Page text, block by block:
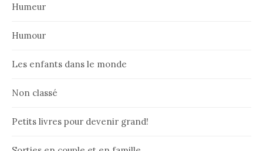
Humeur
Humour
Les enfants dans le monde
Non classé
Petits livres pour devenir grand!